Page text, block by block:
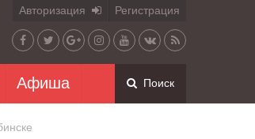
Авторизация Регистрация
Афиша Поиск